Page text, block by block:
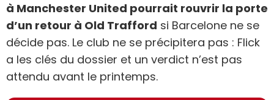
à Manchester United pourrait rouvrir la porte
d’un retour à Old Trafford si Barcelone ne se
décide pas. Le club ne se précipitera pas : Flick
a les clés du dossier et un verdict n’est pas
attendu avant le printemps.